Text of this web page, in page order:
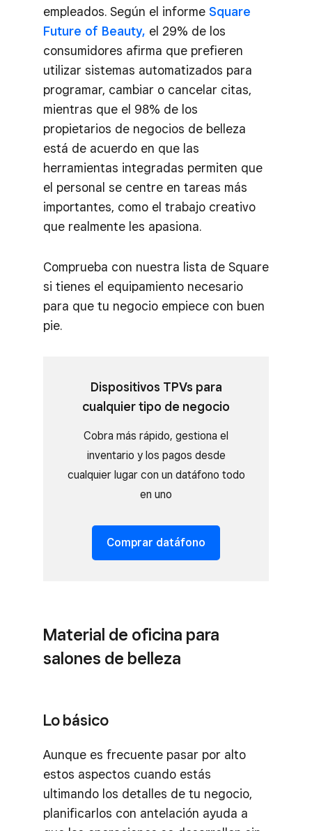
empleados. Según el informe Square
Future of Beauty, el 29% de los
consumidores afirma que prefieren
utilizar sistemas automatizados para
programar, cambiar o cancelar citas,
mientras que el 98% de los
propietarios de negocios de belleza
está de acuerdo en que las
herramientas integradas permiten que
el personal se centre en tareas más
importantes, como el trabajo creativo
que realmente les apasiona.
Comprueba con nuestra lista de Square
si tienes el equipamiento necesario
para que tu negocio empiece con buen
pie.
Dispositivos TPVs para
cualquier tipo de negocio
Cobra más rápido, gestiona el
inventario y los pagos desde
cualquier lugar con un datáfono todo
en uno
Comprar datáfono
Material de oficina para
salones de belleza
Lo básico
Aunque es frecuente pasar por alto
estos aspectos cuando estás
ultimando los detalles de tu negocio,
planificarlos con antelación ayuda a